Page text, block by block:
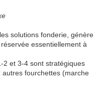
solutions fonderie, génère
essentiellement à
2 et 3-4 sont stratégiques
fourchettes (marche